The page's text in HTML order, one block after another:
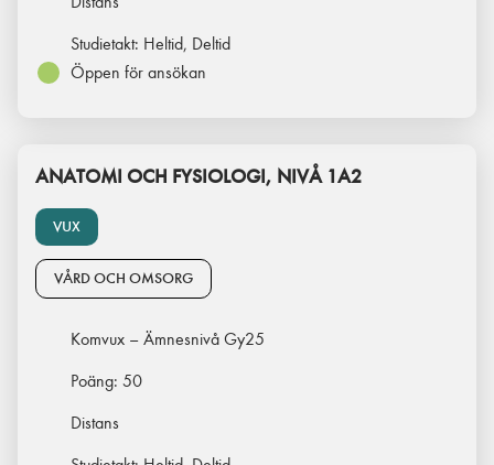
Studietakt: Heltid, Deltid
Öppen för ansökan
VUX
ANATOMI OCH FYSIOLOGI, NIVÅ 1A2
VÅRD OCH OMSORG
Komvux – Ämnesnivå Gy25
Poäng: 50
Distans